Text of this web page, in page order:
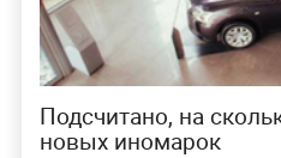
Подсчитано, на
новых иномарок